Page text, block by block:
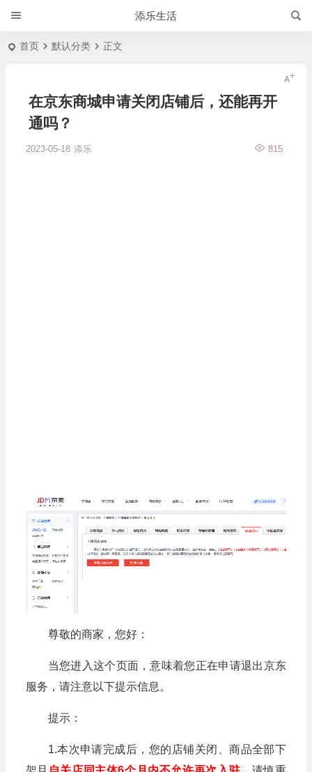
添乐生活
首页 默认分类 正文
在京东商城申请关闭店铺后，还能再开
通吗？
2023-05-18 添乐 815
尊敬的商家，您好：
当您进入这个页面，意味着您正在申请退出京东
服务，请注意以下提示信息。
提示：
1.本次申请完成后，您的店铺关闭、商品全部下